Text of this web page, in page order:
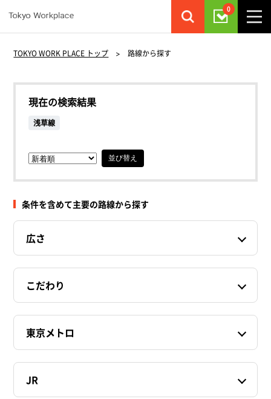
0
TOKYO WORK PLACE トップ >路線から探す
現在の検索結果
浅草線
並び替え
条件を含めて主要の路線から探す
広さ
こだわり
東京メトロ
JR